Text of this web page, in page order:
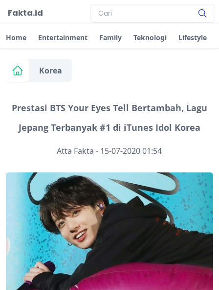
Fakta.id
Home Entertainment Family Teknologi Lifestyle
Korea
Prestasi BTS Your Eyes Tell Bertambah, Lagu
Jepang Terbanyak #1 di iTunes Idol Korea
Atta Fakta - 15-07-2020 01:54